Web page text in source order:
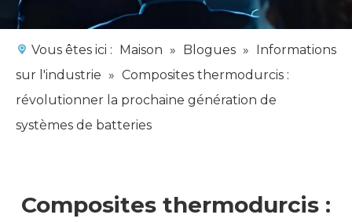
Vous êtes ici : Maison » Blogues » Informations
sur l'industrie » Composites thermodurcis :
révolutionner la prochaine génération de
systèmes de batteries
Composites thermodurcis :